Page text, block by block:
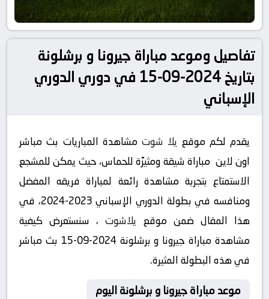
تفاصيل وموعد مباراة جيرونا و برشلونة
بتاريخ 2024-09-15 في دوري الدوري
الإسباني
يقدم لكم موقع يلا شوت مشاهدة المباريات بث مباشر
اون لاين مباراة شيقة ومثيرًة للحماس، حيث يمكن للمشجع
الاستمتاع بتجربة مشاهدة رائعة لمباراة فريقه المفضل
ومنافسه في بطولة الدوري الإسباني 2023-2024، في
هذا المقال ضمن موقع يلاشوت، سنستعرض كيفية
مشاهدة مباراة جيرونا و برشلونة 2024-09-15 بث مباشر
في هذه البطولة المثيرة.
موعد مباراة جيرونا و برشلونة اليوم